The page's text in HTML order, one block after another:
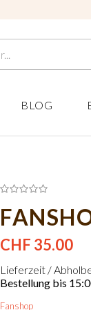
BLOG
CHF 35.00
Lieferzeit /
Bestellung bis
Fanshop